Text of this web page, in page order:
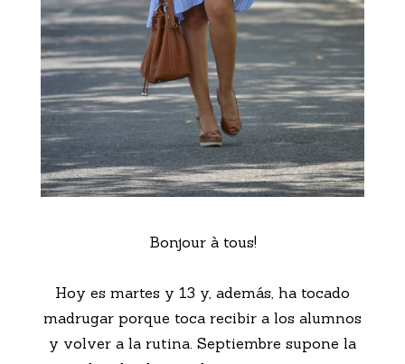
Bonjour à tous!
Hoy es martes y 13 y, además, ha tocado
madrugar porque toca recibir a los alumnos
y volver a la rutina. Septiembre supone la